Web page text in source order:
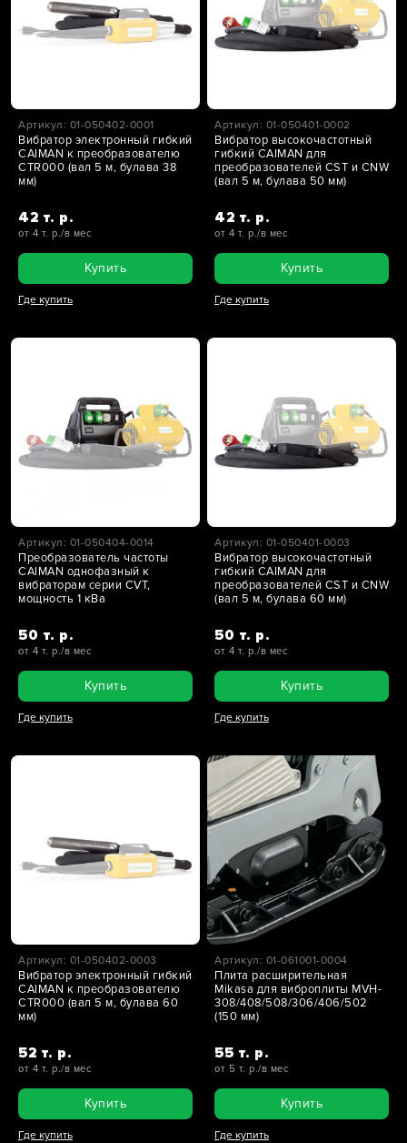
Артикул: 01-050402-0001
Вибратор электронный гибкий
CAIMAN к преобразователю
CTR000 (вал 5 м, булава 38
мм)
42 т. р.
от 4 т. р./в мес
Купить
Где купить
Артикул: 01-050401-0002
Вибратор высокочастотный
гибкий CAIMAN для
преобразователей CST и CNW
(вал 5 м, булава 50 мм)
42 т. р.
от 4 т. р./в мес
Купить
Где купить
Артикул: 01-050404-0014
Преобразователь частоты
CAIMAN однофазный к
вибраторам серии CVT,
мощность 1 кВа
50 т. р.
от 4 т. р./в мес
Купить
Где купить
Артикул: 01-050401-0003
Вибратор высокочастотный
гибкий CAIMAN для
преобразователей CST и CNW
(вал 5 м, булава 60 мм)
50 т. р.
от 4 т. р./в мес
Купить
Где купить
Артикул: 01-050402-0003
Вибратор электронный гибкий
CAIMAN к преобразователю
CTR000 (вал 5 м, булава 60
мм)
52 т. р.
от 4 т. р./в мес
Купить
Где купить
Артикул: 01-061001-0004
Плита расширительная
Mikasa для виброплиты MVH-
308/408/508/306/406/502
(150 мм)
55 т. р.
от 5 т. р./в мес
Купить
Где купить